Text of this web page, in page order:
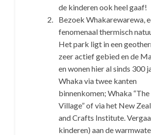
de kinderen ook heel gaaf!
Bezoek Whakarewarewa,
fenomenaal thermisch
Het park ligt in een
zeer actief gebied en de
en wonen hier al sinds 300
Whaka via twee kanten
binnenkomen; Whaka
Village” of via het New
and Crafts Institute.
kinderen) aan de